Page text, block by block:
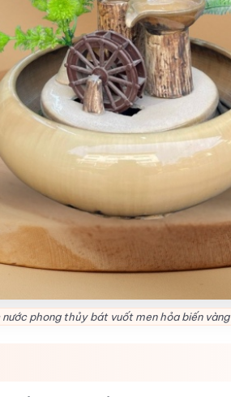
phong thủy bát vuốt men hỏa biến